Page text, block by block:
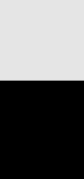
in der